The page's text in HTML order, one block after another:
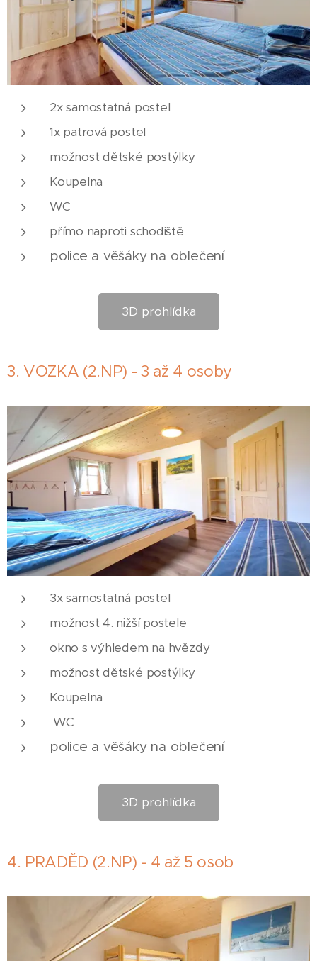
2x samostatná postel
1x patrová postel
možnost dětské postýlky
Koupelna
WC
přímo naproti schodiště
police a věšáky na oblečení
3D prohlídka
3. VOZKA (2.NP) - 3 až 4 osoby
3x samostatná postel
možnost 4. nižší postele
okno s výhledem na hvězdy
možnost dětské postýlky
Koupelna
WC
police a věšáky na oblečení
3D prohlídka
4. PRADĚD (2.NP) - 4 až 5 osob